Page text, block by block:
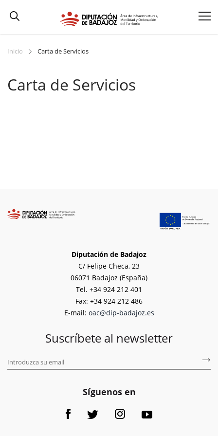
Inicio Carta de Servicios
Carta de Servicios
Diputación de Badajoz
C/ Felipe Checa, 23
06071 Badajoz (España)
Tel. +34 924 212 401
Fax: +34 924 212 486
E-mail: oac@dip-badajoz.es
Suscríbete al newsletter
Síguenos en